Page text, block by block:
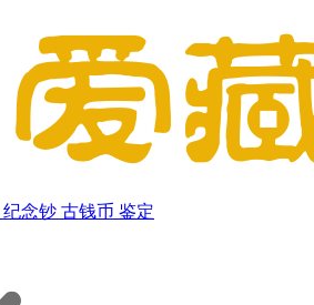
纪念钞 古钱币 鉴定